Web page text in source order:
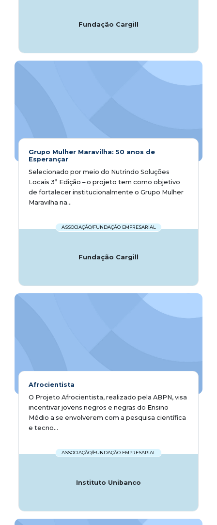
Fundação Cargill
Grupo Mulher Maravilha: 50 anos de
Esperançar
Selecionado por meio do Nutrindo Soluções
Locais 3ª Edição – o projeto tem como objetivo
de fortalecer institucionalmente o Grupo Mulher
Maravilha na...
ASSOCIAÇÃO/FUNDAÇÃO EMPRESARIAL
Fundação Cargill
Afrocientista
O Projeto Afrocientista, realizado pela ABPN, visa
incentivar jovens negros e negras do Ensino
Médio a se envolverem com a pesquisa científica
e tecno...
ASSOCIAÇÃO/FUNDAÇÃO EMPRESARIAL
Instituto Unibanco